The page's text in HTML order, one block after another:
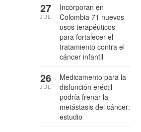
Incorporan en
Colombia 71 nuevos
usos terapéuticos
para fortalecer el
tratamiento contra el
cáncer infantil
27
JUL
Medicamento para la
disfunción eréctil
podría frenar la
metástasis del cáncer:
estudio
26
JUL